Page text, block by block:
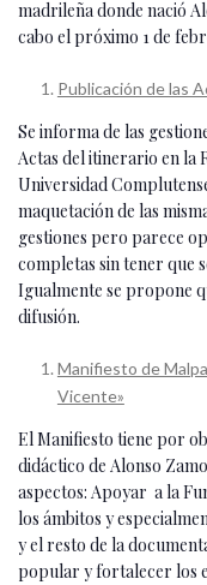
madrileña donde nació
cabo el próximo 1 de
Publicación de las
Se informa de las
Actas del itinerario en la
Universidad
maquetación de las
gestiones pero parece
completas sin tener que
Igualmente se propone
difusión.
Manifiesto de
Vicente»
El Manifiesto tiene por
didáctico de Alonso
aspectos: Apoyar a la
los ámbitos y
y el resto de la
popular y fortalecer los